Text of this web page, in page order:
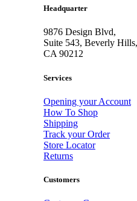
Headquarter
9876 Design Blvd,
Suite 543, Beverly Hills,
CA 90212
Services
Opening your Account
How To Shop
Shipping
Track your Order
Store Locator
Returns
Customers